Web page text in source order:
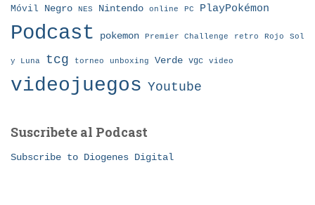
Móvil Negro NES Nintendo online PC PlayPokémon
Podcast pokemon Premier Challenge retro Rojo Sol
y Luna tcg torneo unboxing Verde vgc video
videojuegos Youtube
Suscribete al Podcast
Subscribe to Diogenes Digital